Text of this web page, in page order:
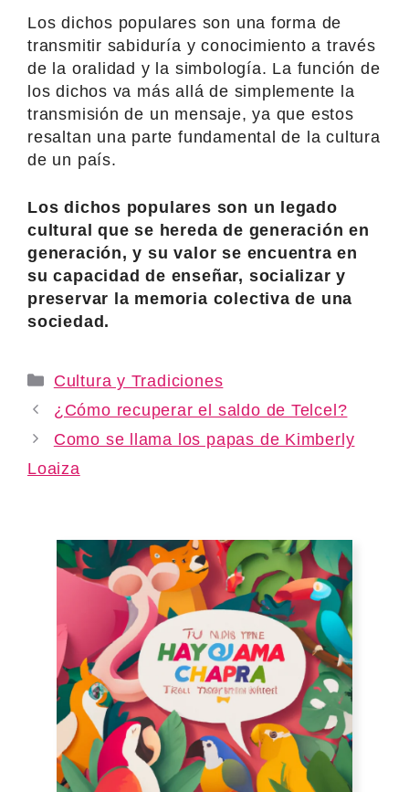
Los dichos populares son una forma de
transmitir sabiduría y conocimiento a través
de la oralidad y la simbología. La función de
los dichos va más allá de simplemente la
transmisión de un mensaje, ya que estos
resaltan una parte fundamental de la cultura
de un país.
Los dichos populares son un legado
cultural que se hereda de generación en
generación, y su valor se encuentra en
su capacidad de enseñar, socializar y
preservar la memoria colectiva de una
sociedad.
Categories
Cultura y Tradiciones
¿Cómo recuperar el saldo de Telcel?
Como se llama los papas de Kimberly
Loaiza